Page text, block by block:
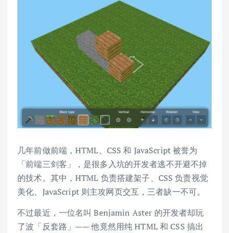
几年前做前端，HTML、CSS 和 JavaScript 被誉为
「前端三剑客」，是很多入坑的开发者逃不开避不掉
的技术。其中，HTML 负责搭建架子、CSS 负责视觉
美化、JavaScript 则主攻网页交互，三者缺一不可。
不过最近，一位名叫 Benjamin Aster 的开发者却玩
了波「反套路」—— 他竟然用纯 HTML 和 CSS 搞出